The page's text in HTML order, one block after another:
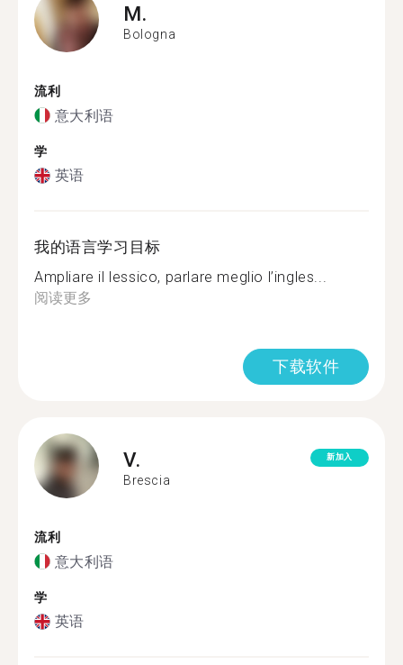
M.
Bologna
流利
意大利语
学
英语
我的语言学习目标
Ampliare il lessico, parlare meglio l’ingles...
阅读更多
下载软件
V.
Brescia
新加入
流利
意大利语
学
英语